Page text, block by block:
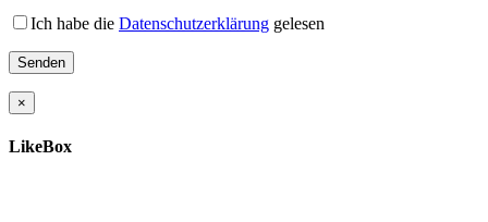
Ich habe die Datenschutzerklärung gelesen
×
LikeBox